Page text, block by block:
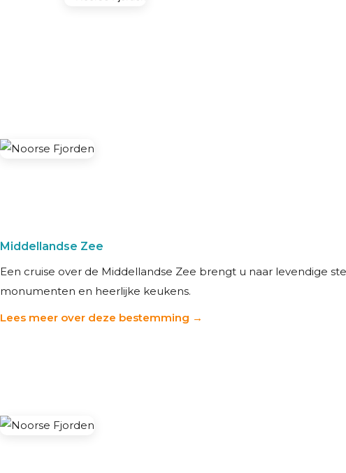
Middellandse Zee
Een cruise over de Middellandse Zee brengt u naar levendige
monumenten en heerlijke keukens.
Lees meer over deze bestemming →